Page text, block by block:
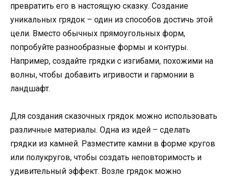
превратить его в настоящую сказку. Создание
уникальных грядок – один из способов достичь этой
цели. Вместо обычных прямоугольных форм,
попробуйте разнообразные формы и контуры.
Например, создайте грядки с изгибами, похожими на
волны, чтобы добавить игривости и гармонии в
ландшафт.
Для создания сказочных грядок можно использовать
различные материалы. Одна из идей – сделать
грядки из камней. Разместите камни в форме кругов
или полукругов, чтобы создать неповторимость и
удивительный эффект. Возле грядок можно